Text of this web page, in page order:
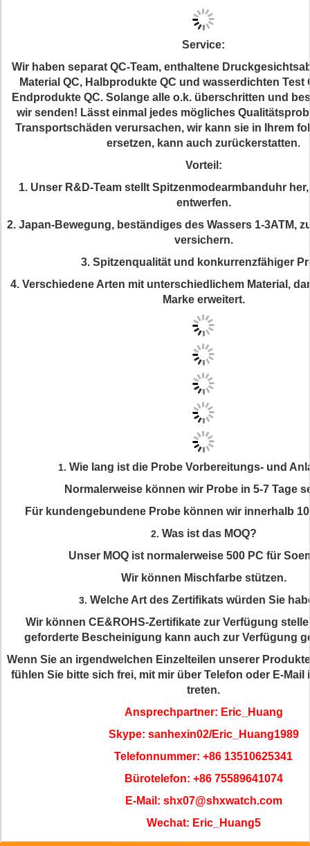
Service:
Wir haben separat QC-Team, enthaltene
Material QC, Halbprodukte QC und wasserdichten Test
Endprodukte QC. Solange alle o.k. überschritten und
wir senden! Lässt einmal jedes mögliches
Transportschäden verursachen, wir kann sie in Ihrem
ersetzen, kann auch zurückerstatten.
Vorteil:
1. Unser R&D-Team stellt Spitzenmodearmbanduhr
entwerfen.
2. Japan-Bewegung, beständiges des Wassers 1-3ATM,
versichern.
3. Spitzenqualität und konkurrenzfähiger
4. Verschiedene Arten mit unterschiedlichem Material,
Marke erweitert.
1. Wie lang ist die Probe Vorbereitungs- und
Normalerweise können wir Probe in 5-7 Tage
Für kundengebundene Probe können wir innerhalb
2. Was ist das MOQ?
Unser MOQ ist normalerweise 500 PC für
Wir können Mischfarbe stützen.
3. Welche Art des Zertifikats würden Sie
Wir können CE&ROHS-Zertifikate zur Verfügung
geforderte Bescheinigung kann auch zur Verfügung
Wenn Sie an irgendwelchen Einzelteilen unserer
fühlen Sie bitte sich frei, mit mir über Telefon oder E-Mail
treten.
Ansprechpartner: Eric_Huang
Skype: sanhexin02/Eric_Huang1989
Telefonnummer: +86 13510625341
Bürotelefon: +86 75589641074
E-Mail: shx07@shxwatch.com
Wechat: Eric_Huang5